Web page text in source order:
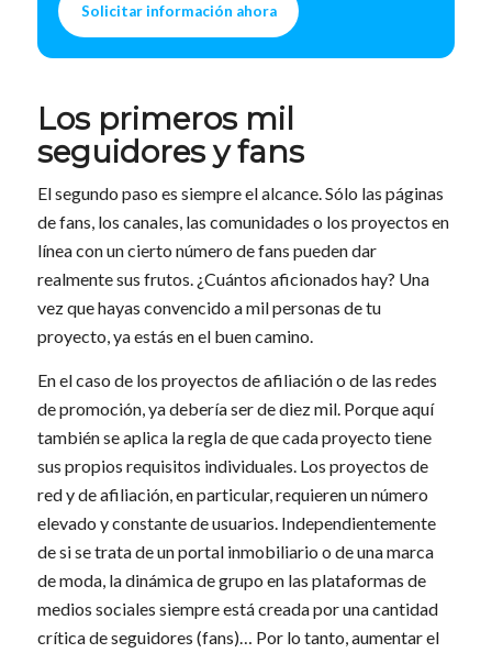
Solicitar información ahora
Los primeros mil
seguidores y fans
El segundo paso es siempre el alcance. Sólo las páginas
de fans, los canales, las comunidades o los proyectos en
línea con un cierto número de fans pueden dar
realmente sus frutos. ¿Cuántos aficionados hay? Una
vez que hayas convencido a mil personas de tu
proyecto, ya estás en el buen camino.
En el caso de los proyectos de afiliación o de las redes
de promoción, ya debería ser de diez mil. Porque aquí
también se aplica la regla de que cada proyecto tiene
sus propios requisitos individuales. Los proyectos de
red y de afiliación, en particular, requieren un número
elevado y constante de usuarios. Independientemente
de si se trata de un portal inmobiliario o de una marca
de moda, la dinámica de grupo en las plataformas de
medios sociales siempre está creada por una cantidad
crítica de seguidores (fans)… Por lo tanto, aumentar el